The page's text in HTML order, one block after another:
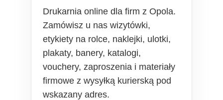
Drukarnia online dla firm z Opola.
Zamówisz u nas wizytówki,
etykiety na rolce, naklejki, ulotki,
plakaty, banery, katalogi,
vouchery, zaproszenia i materiały
firmowe z wysyłką kurierską pod
wskazany adres.